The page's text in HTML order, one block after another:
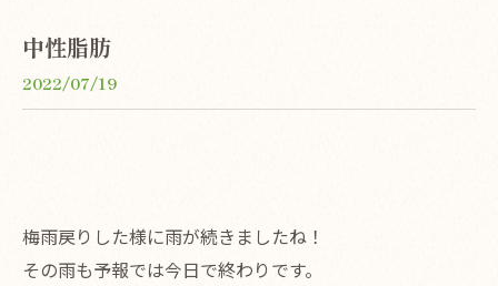
中性脂肪
2022/07/19
梅雨戻りした様に雨が続きましたね！
その雨も予報では今日で終わりです。